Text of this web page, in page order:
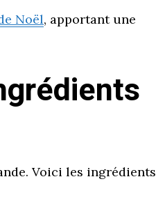
Noël, apportant une
Voici les ingrédients